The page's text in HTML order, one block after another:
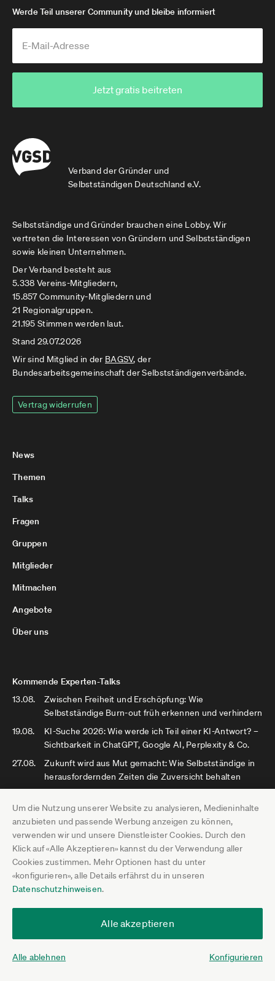
Um die Nutzung unserer Website zu analysieren, Medieninhalte
anzubieten und passende Werbung anzeigen zu können,
verwenden wir und unsere Dienstleister Cookies. Durch den
Klick auf «Alle Akzeptieren» kannst du der Verwendung aller
Cookies zustimmen. Mehr Optionen hast du unter
«konfigurieren», alle Details erfährst du in unseren
Datenschutzhinweisen.
Alle akzeptieren
Alle ablehnen Konfigurieren
Verband der Gründer und
Selbstständigen Deutschland e.V.
Werde Teil unserer Community und bleibe informiert
Jetzt gratis beitreten
Selbstständige und Gründer brauchen eine Lobby. Wir
vertreten die Interessen von Gründern und Selbstständigen
sowie kleinen Unternehmen.
Der Verband besteht aus
5.338 Vereins-Mitgliedern,
15.857 Community-Mitgliedern und
21 Regionalgruppen.
21.195 Stimmen werden laut.
Stand 29.07.2026
Wir sind Mitglied in der BAGSV, der
Bundesarbeitsgemeinschaft der Selbstständigenverbände.
Vertrag widerrufen
News
Themen
Talks
Fragen
Gruppen
Mitglieder
Mitmachen
Angebote
Über uns
Kommende Experten-Talks
13.08.
Zwischen Freiheit und Erschöpfung: Wie
Selbstständige Burn-out früh erkennen und verhindern
19.08.
KI-Suche 2026: Wie werde ich Teil einer KI-Antwort? –
Sichtbarkeit in ChatGPT, Google AI, Perplexity & Co.
27.08.
Zukunft wird aus Mut gemacht: Wie Selbstständige in
herausfordernden Zeiten die Zuversicht behalten
Jetzt veröffentlicht: DIHK fordert Reform
der Statusfeststellung und unterbreitet
Gesetzesvorschlag
Zwischenbericht mit ersten Ergebnissen:
Welche Vorurteile über Selbstständige
unsere Mitglieder am meisten ärgern
Steuervorauszahlungen auf 24.000 Euro